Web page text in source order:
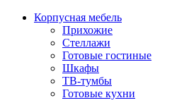
Корпусная мебель
Прихожие
Стеллажи
Готовые гостиные
Шкафы
ТВ-тумбы
Готовые кухни